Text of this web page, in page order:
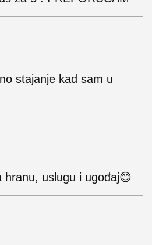
stajanje kad sam u
hranu, uslugu i ugođaj😊